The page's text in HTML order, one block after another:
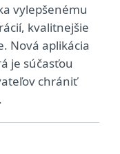
vylepšenému
kvalitnejšie
Nová aplikácia
je súčasťou
chrániť